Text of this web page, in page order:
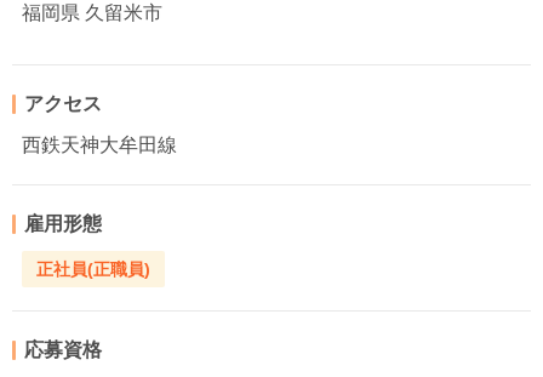
福岡県 久留米市
アクセス
西鉄天神大牟田線
雇用形態
正社員(正職員)
応募資格